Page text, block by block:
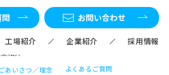
お問い合わせ
工場紹介 企業紹介 採用情報
紹介
ごあいさつ／理念
よくあるご質問